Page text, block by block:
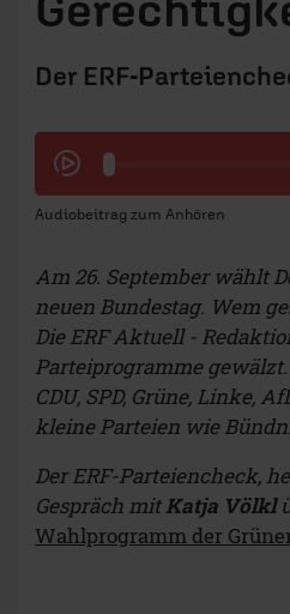
Der ERF-
Audiobeitrag zum Anhören
Am 26. September wählt
neuen Bundestag. Wem
Die ERF Aktuell -
Parteiprogramme
CDU, SPD, Grüne, Linke,
kleine Parteien wie
Der ERF-Parteiencheck,
Gespräch mitKatja Völkl
Wahlprogramm der